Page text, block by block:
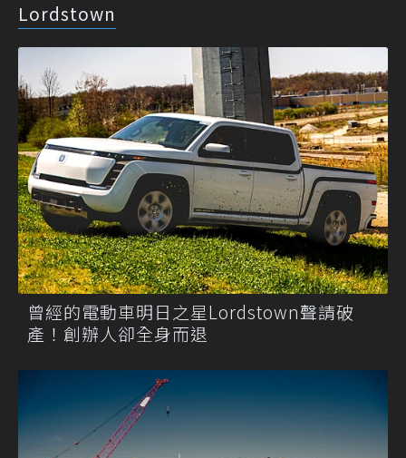
Lordstown
曾經的電動車明日之星Lordstown聲請破
產！創辦人卻全身而退